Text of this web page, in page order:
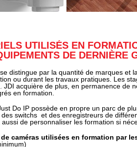
UTILISÉS EN
DE DERNIÈRE
distingue par la quantité de marques et
ou durant les travaux pratiques. Les
JDI acquière de plus, en permanence de
en formation.
Do IP possède en propre un parc de
switchs et des enregistreurs de
aussi de personnaliser les formation si
de caméras utilisées en formation par